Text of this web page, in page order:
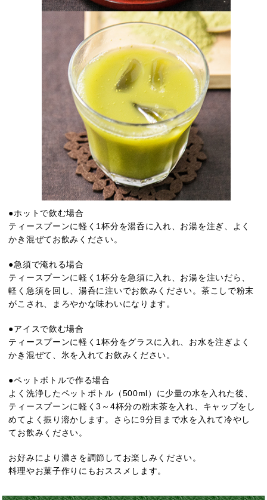
●ホットで飲む場合
ティースプーンに軽く1杯分を湯呑に入れ、お湯を注ぎ、よく
かき混ぜてお飲みください。
●急須で淹れる場合
ティースプーンに軽く1杯分を急須に入れ、お湯を注いだら、
軽く急須を回し、湯呑に注いでお飲みください。茶こしで粉末
がこされ、まろやかな味わいになります。
●アイスで飲む場合
ティースプーンに軽く1杯分をグラスに入れ、お水を注ぎよく
かき混ぜて、氷を入れてお飲みください。
●ペットボトルで作る場合
よく洗浄したペットボトル（500ml）に少量の水を入れた後、
ティースプーンに軽く3～4杯分の粉末茶を入れ、キャップをし
めてよく振り溶かします。さらに9分目まで水を入れて冷やし
てお飲みください。
お好みにより濃さを調節してお楽しみください。
料理やお菓子作りにもおススメします。